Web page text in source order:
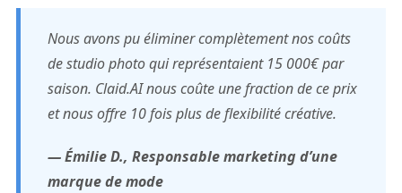
Nous avons pu éliminer complètement nos coûts
de studio photo qui représentaient 15 000€ par
saison. Claid.AI nous coûte une fraction de ce prix
et nous offre 10 fois plus de flexibilité créative.
— Émilie D., Responsable marketing d’une
marque de mode